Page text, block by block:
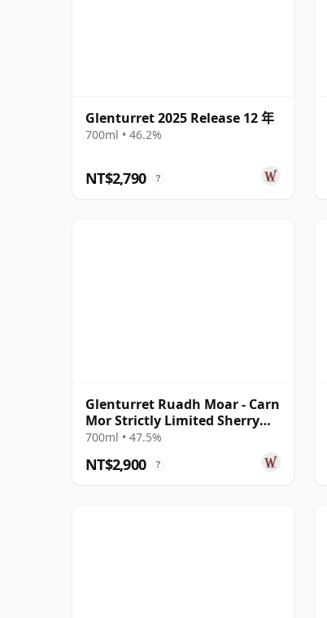
Glenturret 2025 Release 12 年
700ml • 46.2%
NT$2,790 ?
Glenturret Ruadh Moar - Carn
Mor Strictly Limited Sherry
Cask 2011 11 年
700ml • 47.5%
NT$2,900 ?